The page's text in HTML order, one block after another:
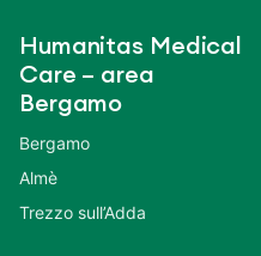
Humanitas Medical
Care – area
Bergamo
Bergamo
Almè
Trezzo sull’Adda